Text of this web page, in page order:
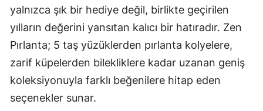
yalnızca şık bir hediye değil, birlikte geçirilen
yılların değerini yansıtan kalıcı bir hatıradır. Zen
Pırlanta; 5 taş yüzüklerden pırlanta kolyelere,
zarif küpelerden bilekliklere kadar uzanan geniş
koleksiyonuyla farklı beğenilere hitap eden
seçenekler sunar.